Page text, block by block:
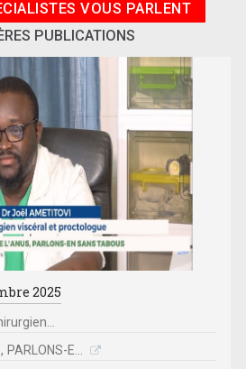
VOUS PARLENT
PUBLICATIONS
2025
PARLONS-E...